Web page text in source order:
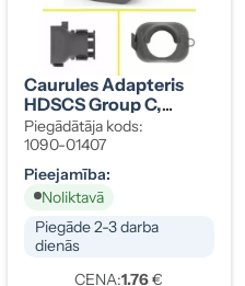
Caurules Adapteris
HDSCS Group C,
NW13, Taisns
Piegādātāja kods:
1090-01407
Pieejamība:
Noliktavā
Piegāde 2-3 darba
dienās
CENA:1.76€